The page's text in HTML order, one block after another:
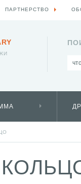
ПАРТНЕРСТВО